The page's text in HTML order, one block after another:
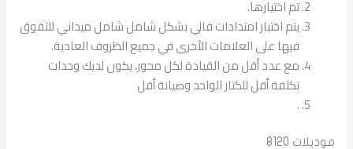
تم اختيارها.
يتم اختبار امتدادات فالي بشكل شامل شامل ميداني للتفوق
فيها على العلامات الأخرى في جميع الظروف العادية.
مع عدد أقل من القيادة لكل محور، يكون لديك وحدات
تكلفة أقل للكتار الواحد وصيانة أقل
.
موديلات 8120